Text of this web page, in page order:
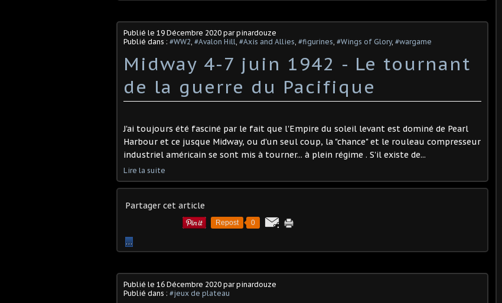
Publié le 19 Décembre 2020 par pinardouze
Publié dans : #WW2, #Avalon Hill, #Axis and Allies, #figurines, #Wings of Glory, #wargame
Midway 4-7 juin 1942 - Le tournant
de la guerre du Pacifique
J'ai toujours été fasciné par le fait que l'Empire du soleil levant est dominé de Pearl
Harbour et ce jusque Midway, ou d'un seul coup, la "chance" et le rouleau compresseur
industriel américain se sont mis à tourner... à plein régime . S'il existe de...
Lire la suite
Partager cet article
Repost 0
…
Publié le 16 Décembre 2020 par pinardouze
Publié dans : #jeux de plateau